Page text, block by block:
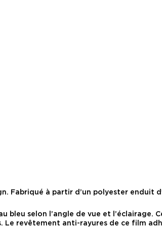
à partir d’un polyester enduit
selon l’angle de vue et l’éclairage.
revêtement anti-rayures de ce film